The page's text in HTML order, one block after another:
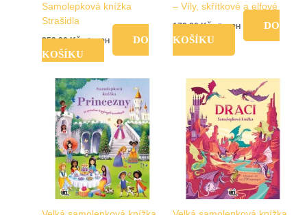
Samolepková knížka
Strašidla
259,00Kč vč. DPH
DO
KOŠÍKU
– Víly, skřítkové a elfové
179,00Kč vč. DPH
DO
KOŠÍKU